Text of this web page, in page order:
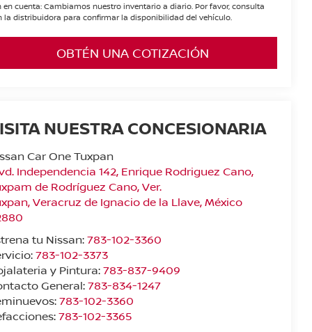
en cuenta: Cambiamos nuestro inventario a diario. Por favor, consulta
la distribuidora para confirmar la disponibilidad del vehículo.
OBTÉN UNA COTIZACIÓN
NUESTRA CONCESIONARIA
Car One Tuxpan
Independencia 142, Enrique Rodriguez Cano,
de Rodríguez Cano, Ver.
,Veracruz de Ignacio de la Llave, México
tu Nissan:783-102-3360
783-102-3373
y Pintura:783-837-9409
General:783-834-1247
783-102-3360
783-102-3365